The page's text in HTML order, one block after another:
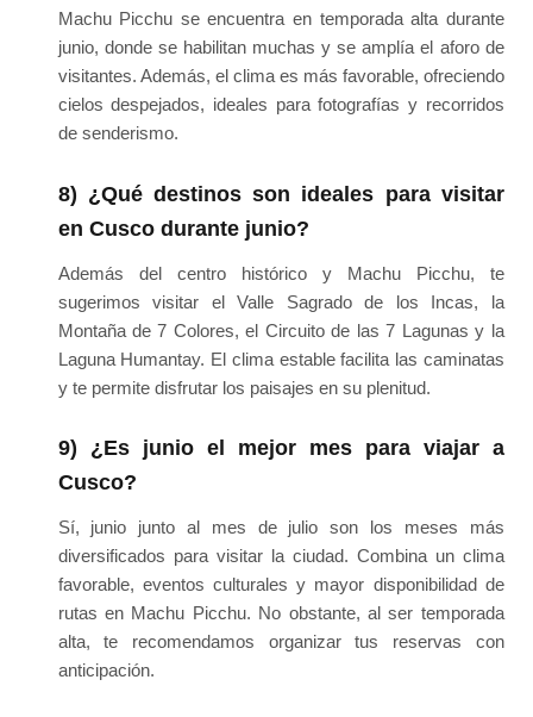
Machu Picchu se encuentra en temporada alta durante
junio, donde se habilitan muchas y se amplía el aforo de
visitantes. Además, el clima es más favorable, ofreciendo
cielos despejados, ideales para fotografías y recorridos
de senderismo.
8) ¿Qué destinos son ideales para visitar
en Cusco durante junio?
Además del centro histórico y Machu Picchu, te
sugerimos visitar el Valle Sagrado de los Incas, la
Montaña de 7 Colores, el Circuito de las 7 Lagunas y la
Laguna Humantay. El clima estable facilita las caminatas
y te permite disfrutar los paisajes en su plenitud.
9) ¿Es junio el mejor mes para viajar a
Cusco?
Sí, junio junto al mes de julio son los meses más
diversificados para visitar la ciudad. Combina un clima
favorable, eventos culturales y mayor disponibilidad de
rutas en Machu Picchu. No obstante, al ser temporada
alta, te recomendamos organizar tus reservas con
anticipación.